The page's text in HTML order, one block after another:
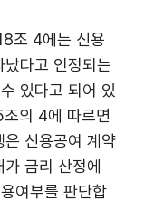
조 4에는 신용
다고 인정되는
있다고 되어 있
의 4에 따르면
신용공여 계약
금리 산정에
여부를 판단합